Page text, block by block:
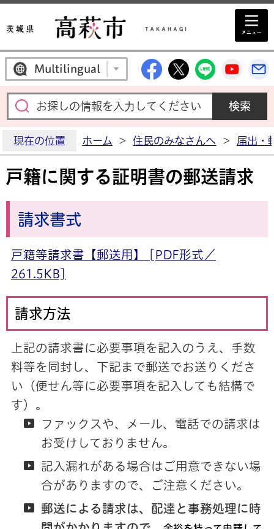
Multilingual 高萩市公式
高萩市公式X
高萩市
高
現在の位置 ホーム > 住民のみなさんへ > 届出・
戸籍に関する証明書の郵送請求
請求書式
戸籍等請求書【郵送用】
[PDF形式／
261.5KB]
請求方法
上記の請求書に必要事項を記入のうえ、手数
料等を同封し、下記まで郵送でお送りくださ
い（便せん等に必要事項を記入しても結構で
す）。
ファックスや、メール、電話での請求は
お受けしておりません。
記入漏れがある場合はご用意できない場
合がありますので、ご注意ください。
郵送による請求は、配達と事務処理に時